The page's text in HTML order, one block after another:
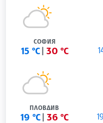
СОФИЯ
15 °C 30 °C
ПЛОВДИВ
19 °C 36 °C